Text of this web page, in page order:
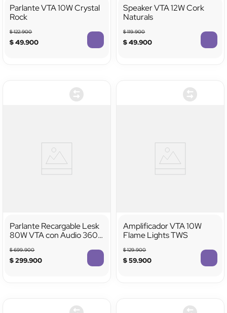
Parlante VTA 10W Crystal
Rock
$122.900
$49.900
Speaker VTA 12W Cork
Naturals
$119.900
$49.900
Parlante Recargable Lesk
80W VTA con Audio 360°,
5.3
$699.900
$299.900
Amplificador VTA 10W
Flame Lights TWS
$129.900
$59.900